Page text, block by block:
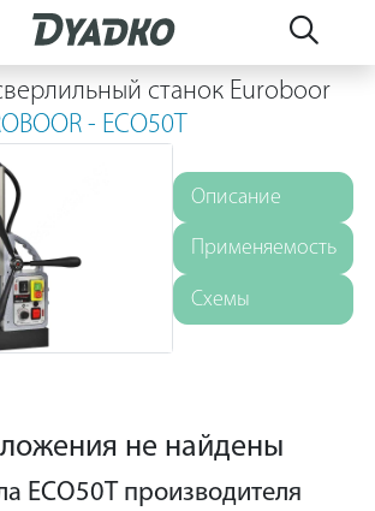
станок Euroboor
- ECO50T
Описание
Применяемость
Схемы
не найдены
ECO50T производителя